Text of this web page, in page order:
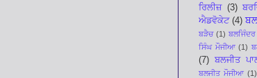
ਰਿਲੀਜ਼ (3)
ਐਡਵੋਕੇਟ (4)
ਬੜੈਚ (1)
ਸਿੰਘ ਮੌਜੀਆ (1)
(7) ਬਲਜੀਤ
ਬਲਜੀਤ ਮੌਜੀਆ (1)